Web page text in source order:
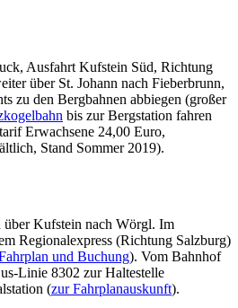
Ausfahrt Kufstein Süd, Richtung
über St. Johann nach Fieberbrunn,
zu den Bergbahnen abbiegen (großer
bis zur Bergstation fahren
Erwachsene 24,00 Euro,
Stand Sommer 2019).
Kufstein nach Wörgl. Im
Regionalexpress (Richtung Salzburg)
und Buchung). Vom Bahnhof
Linie 8302 zur Haltestelle
(zur Fahrplanauskunft).